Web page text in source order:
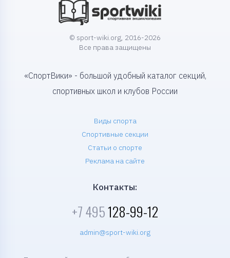
© sport-wiki.org, 2016-2026
Все права защищены
«СпортВики» - большой удобный каталог секций,
спортивных школ и клубов России
Виды спорта
Спортивные секции
Статьи о спорте
Реклама на сайте
Контакты:
+7 495128-99-12
admin@sport-wiki.org